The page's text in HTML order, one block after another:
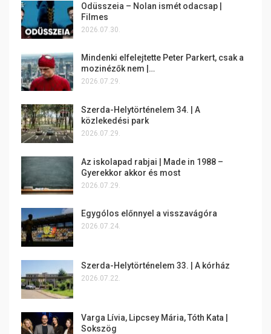
Odüsszeia – Nolan ismét odacsap |
Filmes
2026.07.30.
Mindenki elfelejtette Peter Parkert, csak a
mozinézők nem |…
2026.07.29.
Szerda-Helytörténelem 34. | A
közlekedési park
2026.07.29.
Az iskolapad rabjai | Made in 1988 –
Gyerekkor akkor és most
2026.07.29.
Egygólos előnnyel a visszavágóra
2026.07.24.
Szerda-Helytörténelem 33. | A kórház
2026.07.22.
Varga Lívia, Lipcsey Mária, Tóth Kata |
Sokszög